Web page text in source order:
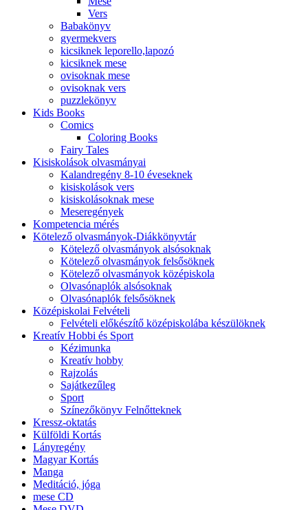
Vers
Babakönyv
gyermekvers
kicsiknek leporello,lapozó
kicsiknek mese
ovisoknak mese
ovisoknak vers
puzzlekönyv
Kids Books
Comics
Coloring Books
Fairy Tales
Kisiskolások olvasmányai
Kalandregény 8-10 éveseknek
kisiskolások vers
kisiskolásoknak mese
Meseregények
Kompetencia mérés
Kötelező olvasmányok-Diákkönyvtár
Kötelező olvasmányok alsósoknak
Kötelező olvasmányok felsősöknek
Kötelező olvasmányok középiskola
Olvasónaplók alsósoknak
Olvasónaplók felsősöknek
Középiskolai Felvételi
Felvételi előkészítő középiskolába készülöknek
Kreatív Hobbi és Sport
Kézimunka
Kreatív hobby
Rajzolás
Sajátkezűleg
Sport
Színezőkönyv Felnőtteknek
Kressz-oktatás
Külföldi Kortás
Lányregény
Magyar Kortás
Manga
Meditáció, jóga
mese CD